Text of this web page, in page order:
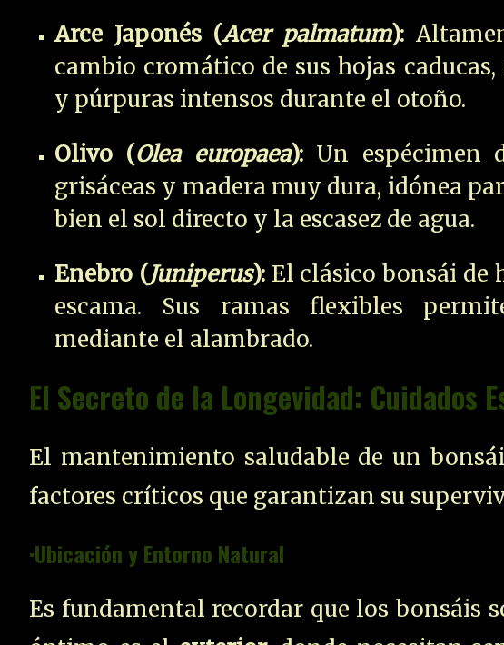
Arce Japonés (Acer palmatum):
cambio cromático de sus hojas
y púrpuras intensos durante el otoño.
Olivo (Olea europaea):Un espécimen
grisáceas y madera muy dura, idónea
bien el sol directo y la escasez de agua.
Enebro (Juniperus):El clásico bonsái de
escama. Sus ramas flexibles
mediante el alambrado.
El Secreto de la Longevidad: Cuidados
El mantenimiento saludable de un
factores críticos que garantizan su
·Ubicación y Entorno Natural
Es fundamental recordar que los bonsáis